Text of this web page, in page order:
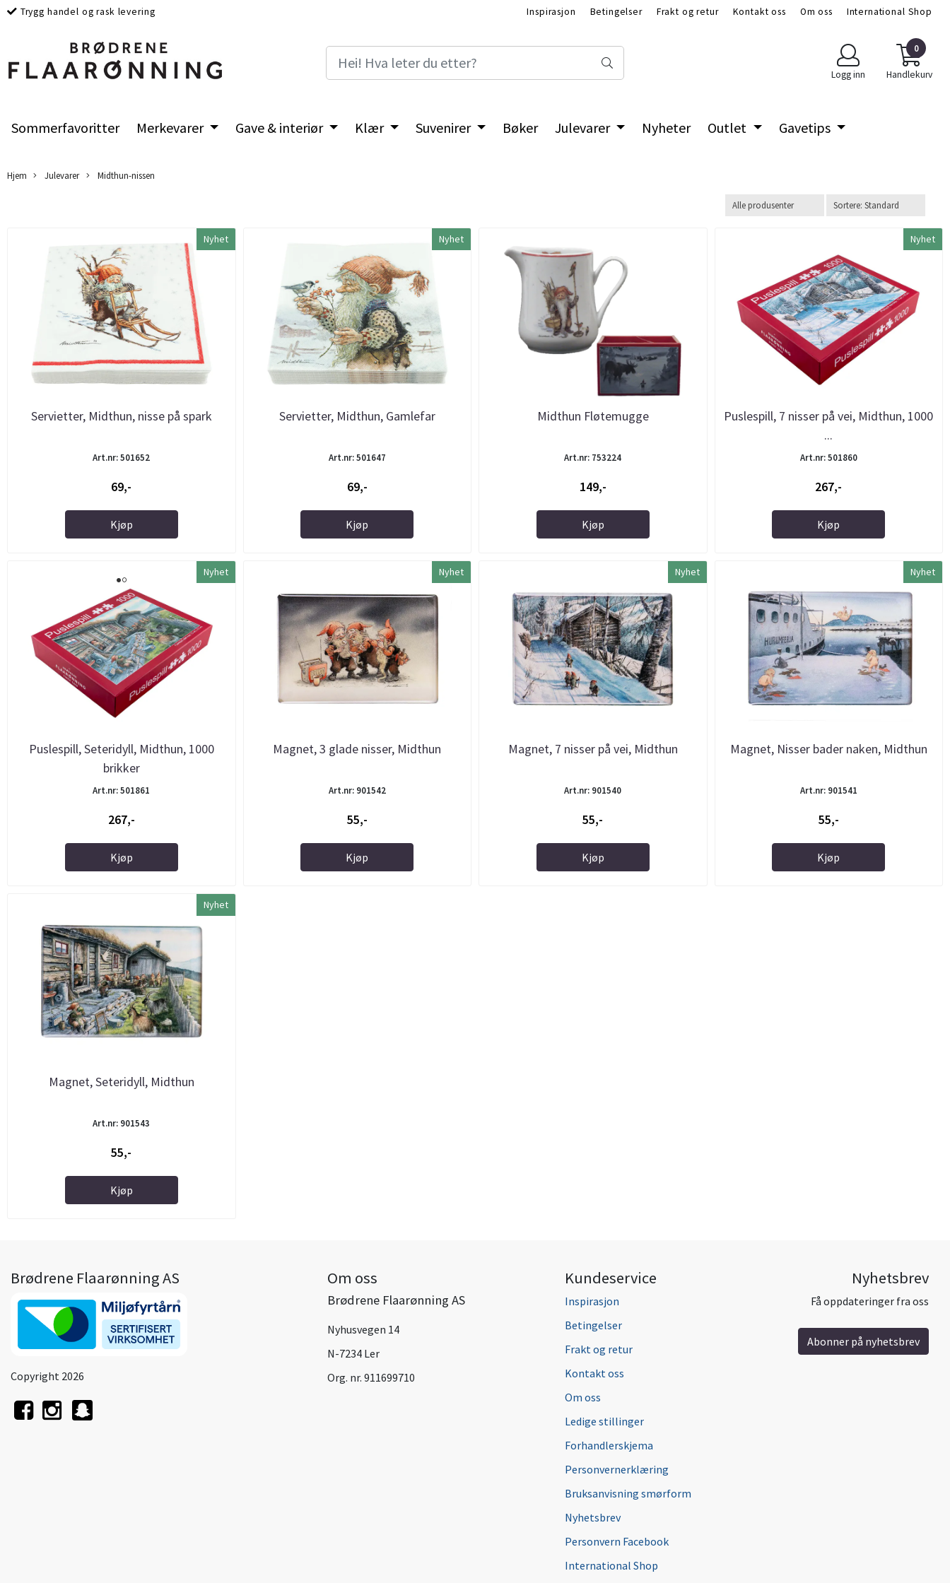
Trygg handel og rask levering Inspirasjon Betingelser Frakt og retur Kontakt oss Om oss International Shop
Logg inn
0
Handlekurv
Sommerfavoritter Merkevarer Gave & interiør Klær Suvenirer Bøker Julevarer Nyheter Outlet Gavetips
Hjem Julevarer Midthun-nissen
Nyhet
Servietter, Midthun, nisse på spark
Art.nr: 501652
69,-
Kjøp
Nyhet
Servietter, Midthun, Gamlefar
Art.nr: 501647
69,-
Kjøp
Midthun Fløtemugge
Art.nr: 753224
149,-
Kjøp
Nyhet
Puslespill, 7 nisser på vei, Midthun, 1000
...
Art.nr: 501860
267,-
Kjøp
Nyhet
Puslespill, Seteridyll, Midthun, 1000
brikker
Art.nr: 501861
267,-
Kjøp
Nyhet
Magnet, 3 glade nisser, Midthun
Art.nr: 901542
55,-
Kjøp
Nyhet
Magnet, 7 nisser på vei, Midthun
Art.nr: 901540
55,-
Kjøp
Nyhet
Magnet, Nisser bader naken, Midthun
Art.nr: 901541
55,-
Kjøp
Nyhet
Magnet, Seteridyll, Midthun
Art.nr: 901543
55,-
Kjøp
Brødrene Flaarønning AS
Copyright 2026
Om oss
Brødrene Flaarønning AS
Nyhusvegen 14
N-7234 Ler
Org. nr. 911699710
Kundeservice
Inspirasjon
Betingelser
Frakt og retur
Kontakt oss
Om oss
Ledige stillinger
Forhandlerskjema
Personvernerklæring
Bruksanvisning smørform
Nyhetsbrev
Personvern Facebook
International Shop
Nyhetsbrev
Få oppdateringer fra oss
Abonner på nyhetsbrev